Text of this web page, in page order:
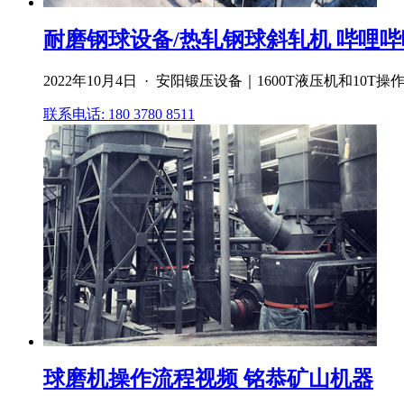
耐磨钢球设备/热轧钢球斜轧机 哔哩
2022年10月4日 · 安阳锻压设备｜1600T液压机和10T操
联系电话: 180 3780 8511
球磨机操作流程视频 铭恭矿山机器